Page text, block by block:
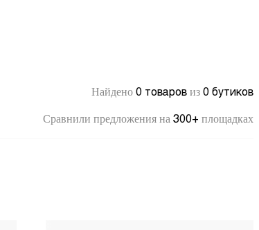
Найдено 0 товаров из 0 бутиков
Сравнили предложения на 300+ площадках